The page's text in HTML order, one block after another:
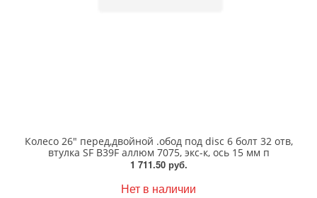
Колесо 26" перед,двойной .обод под disc 6 болт 32 отв,
втулка SF B39F аллюм 7075, экс-к, ось 15 мм п
1 711.50 руб.
Нет в наличии